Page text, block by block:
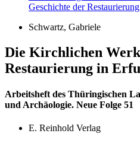
Schwartz, Gabriele
Die Kirchlichen
Restaurierung in
Arbeitsheft des Thüringischen
und Archäologie. Neue Folge 51
E. Reinhold Verlag